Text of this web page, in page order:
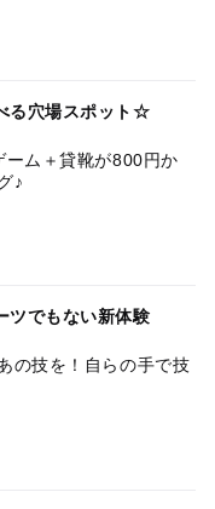
る穴場スポット☆
ーム＋貸靴が800円か
♪
ツでもない新体験
の技を！自らの手で技